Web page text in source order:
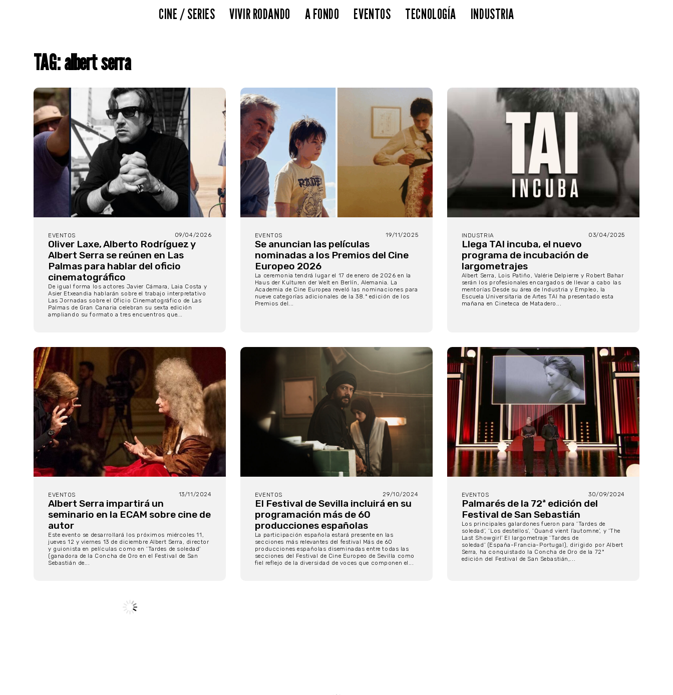
CINE / SERIES VIVIR RODANDO A FONDO EVENTOS TECNOLOGÍA INDUSTRIA
TAG: albert serra
EVENTOS 09/04/2026
Oliver Laxe, Alberto Rodríguez y
Albert Serra se reúnen en Las
Palmas para hablar del oficio
cinematográfico
De igual forma los actores Javier Cámara, Laia Costa y
Asier Etxeandia hablarán sobre el trabajo interpretativo
Las Jornadas sobre el Oficio Cinematográfico de Las
Palmas de Gran Canaria celebran su sexta edición
ampliando su formato a tres encuentros que...
EVENTOS 19/11/2025
Se anuncian las películas
nominadas a los Premios del Cine
Europeo 2026
La ceremonia tendrá lugar el 17 de enero de 2026 en la
Haus der Kulturen der Welt en Berlín, Alemania. La
Academia de Cine Europea reveló las nominaciones para
nueve categorías adicionales de la 38.ª edición de los
Premios del...
INDUSTRIA 03/04/2025
Llega TAI incuba, el nuevo
programa de incubación de
largometrajes
Albert Serra, Lois Patiño, Valérie Delpierre y Robert Bahar
serán los profesionales encargados de llevar a cabo las
mentorías Desde su área de Industria y Empleo, la
Escuela Universitaria de Artes TAI ha presentado esta
mañana en Cineteca de Matadero...
EVENTOS 13/11/2024
Albert Serra impartirá un
seminario en la ECAM sobre cine de
autor
Este evento se desarrollará los próximos miércoles 11,
jueves 12 y viernes 13 de diciembre Albert Serra, director
y guionista en películas como en ‘Tardes de soledad’
(ganadora de la Concha de Oro en el Festival de San
Sebastián de...
EVENTOS 29/10/2024
El Festival de Sevilla incluirá en su
programación más de 60
producciones españolas
La participación española estará presente en las
secciones más relevantes del festival Más de 60
producciones españolas diseminadas entre todas las
secciones del Festival de Cine Europeo de Sevilla como
fiel reflejo de la diversidad de voces que componen el...
EVENTOS 30/09/2024
Palmarés de la 72ª edición del
Festival de San Sebastián
Los principales galardones fueron para ‘Tardes de
soledad’, ‘Los destellos’, ‘Quand vient l’automne’, y ‘The
Last Showgirl’ El largometraje ‘Tardes de
soledad’ (España-Francia-Portugal), dirigido por Albert
Serra, ha conquistado la Concha de Oro de la 72ª
edición del Festival de San Sebastián,...